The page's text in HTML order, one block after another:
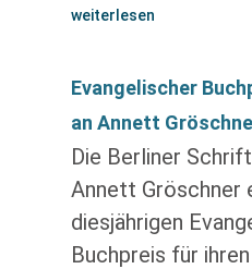
weiterlesen
Evangelischer
an Annett
Die Berliner
Annett Gröschner
diesjährigen
Buchpreis für